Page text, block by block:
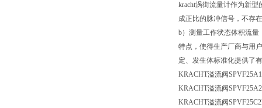
kracht涡街流量计作为新
成正比的脉冲信号，不存
b）测量工作状态体积流
特点，使得生产厂商与用
定、发生体标准化提供了
KRACHT溢流阀
KRACHT溢流阀
KRACHT溢流阀